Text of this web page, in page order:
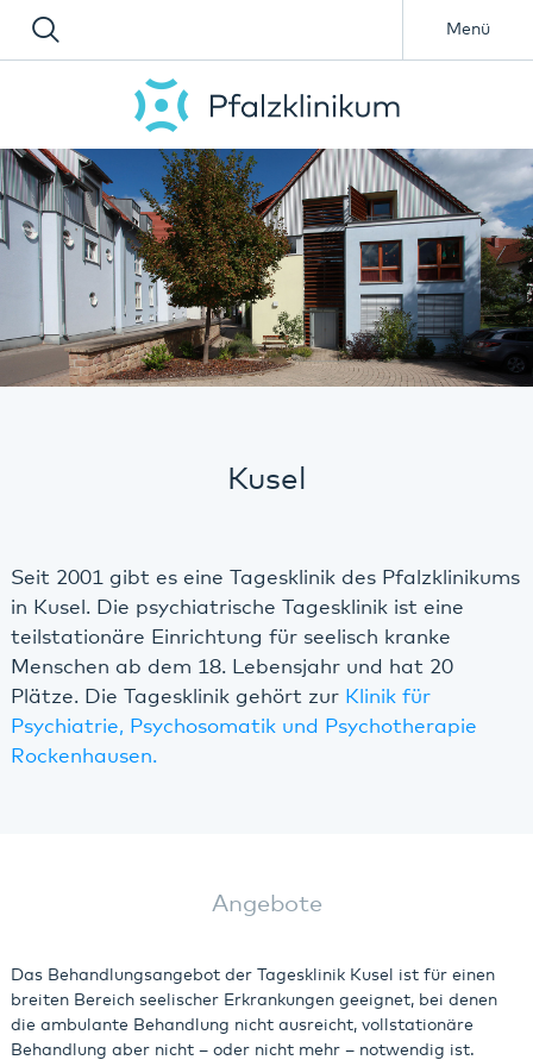
Menü
Kusel
Seit 2001 gibt es eine Tagesklinik des Pfalzklinikums
in Kusel. Die psychiatrische Tagesklinik ist eine
teilstationäre Einrichtung für seelisch kranke
Menschen ab dem 18. Lebensjahr und hat 20
Plätze. Die Tagesklinik gehört zur Klinik für
Psychiatrie, Psychosomatik und Psychotherapie
Rockenhausen.
Angebote
Das Behandlungsangebot der Tagesklinik Kusel ist für einen
breiten Bereich seelischer Erkrankungen geeignet, bei denen
die ambulante Behandlung nicht ausreicht, vollstationäre
Behandlung aber nicht – oder nicht mehr – notwendig ist.